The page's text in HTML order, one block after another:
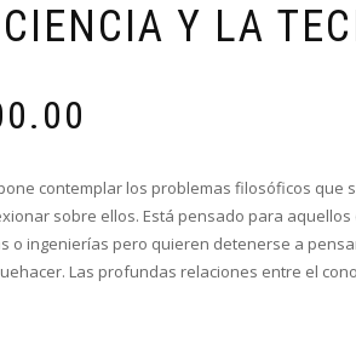
Y LA
contemplar los problemas filosóficos que
sobre ellos. Está pensado para
o ingenierías pero quieren detenerse a
Las profundas relaciones entre el